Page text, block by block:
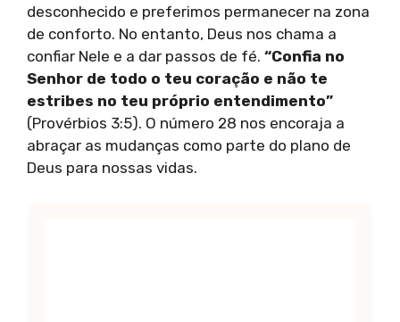
desconhecido e preferimos permanecer na zona
de conforto. No entanto, Deus nos chama a
confiar Nele e a dar passos de fé. “Confia no
Senhor de todo o teu coração e não te
estribes no teu próprio entendimento”
(Provérbios 3:5). O número 28 nos encoraja a
abraçar as mudanças como parte do plano de
Deus para nossas vidas.